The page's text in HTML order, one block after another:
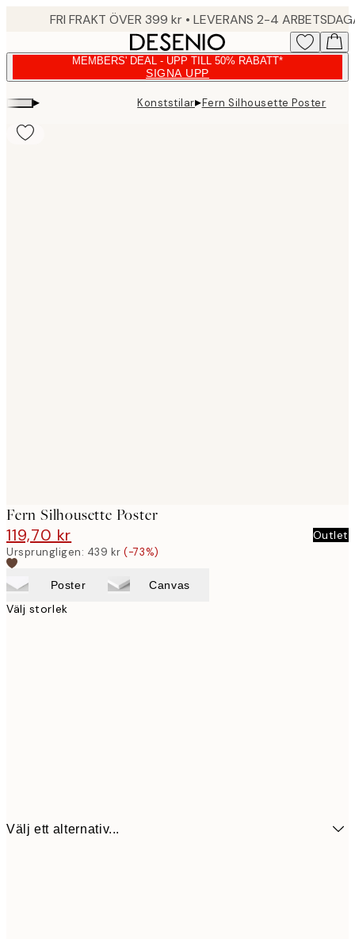
FRI FRAKT ÖVER 399 kr • LEVERANS 2-4
MEMBERS' DEAL - UPP TILL 50% RABATT*
SIGNA UPP
▸ Konststilar▸Fern Silhousette Poster
Fern Silhousette Poster
119,70 kr Outlet
Ursprungligen: 439 kr (-73%)
Poster Canvas
Välj storlek
Välj ett alternativ...